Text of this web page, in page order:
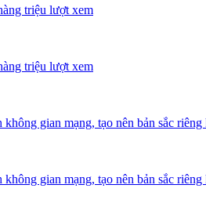
triệu lượt xem
triệu lượt xem
gian mạng, tạo nên bản sắc riêng
gian mạng, tạo nên bản sắc riêng